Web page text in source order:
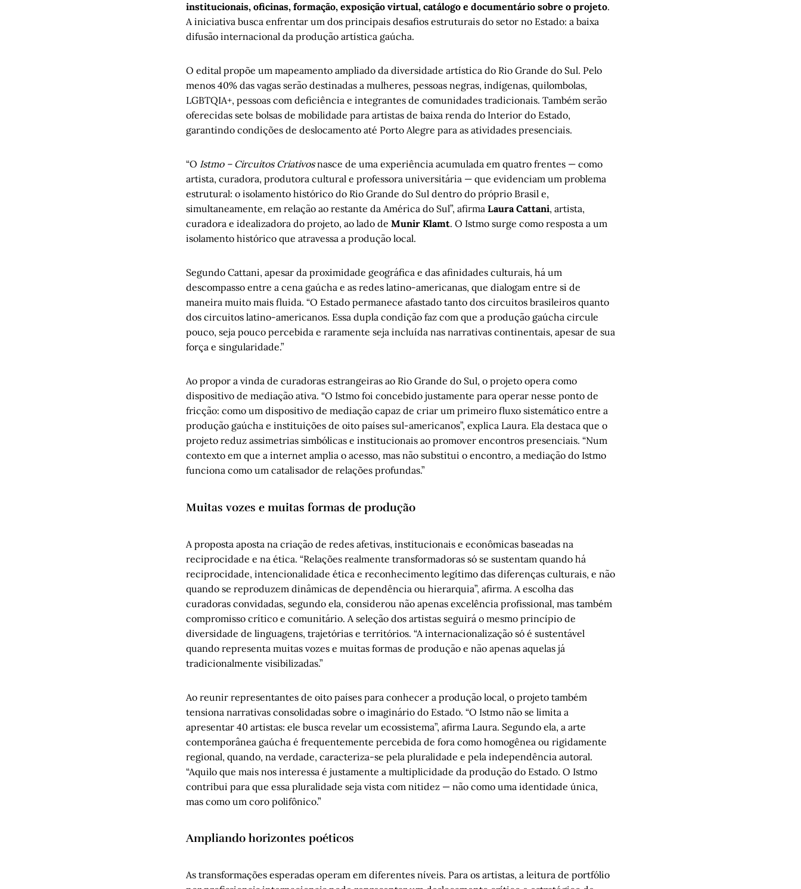
institucionais, oficinas, formação, exposição virtual, catálogo e documentário sobre o projeto.
A iniciativa busca enfrentar um dos principais desafios estruturais do setor no Estado: a baixa
difusão internacional da produção artística gaúcha.
O edital propõe um mapeamento ampliado da diversidade artística do Rio Grande do Sul. Pelo
menos 40% das vagas serão destinadas a mulheres, pessoas negras, indígenas, quilombolas,
LGBTQIA+, pessoas com deficiência e integrantes de comunidades tradicionais. Também serão
oferecidas sete bolsas de mobilidade para artistas de baixa renda do Interior do Estado,
garantindo condições de deslocamento até Porto Alegre para as atividades presenciais.
“O Istmo – Circuitos Criativosnasce de uma experiência acumulada em quatro frentes — como
artista, curadora, produtora cultural e professora universitária — que evidenciam um problema
estrutural: o isolamento histórico do Rio Grande do Sul dentro do próprio Brasil e,
simultaneamente, em relação ao restante da América do Sul”, afirma Laura Cattani, artista,
curadora e idealizadora do projeto, ao lado de Munir Klamt. O Istmo surge como resposta a um
isolamento histórico que atravessa a produção local.
Segundo Cattani, apesar da proximidade geográfica e das afinidades culturais, há um
descompasso entre a cena gaúcha e as redes latino-americanas, que dialogam entre si de
maneira muito mais fluida. “O Estado permanece afastado tanto dos circuitos brasileiros quanto
dos circuitos latino-americanos. Essa dupla condição faz com que a produção gaúcha circule
pouco, seja pouco percebida e raramente seja incluída nas narrativas continentais, apesar de sua
força e singularidade.”
Ao propor a vinda de curadoras estrangeiras ao Rio Grande do Sul, o projeto opera como
dispositivo de mediação ativa. “O Istmo foi concebido justamente para operar nesse ponto de
fricção: como um dispositivo de mediação capaz de criar um primeiro fluxo sistemático entre a
produção gaúcha e instituições de oito países sul-americanos”, explica Laura. Ela destaca que o
projeto reduz assimetrias simbólicas e institucionais ao promover encontros presenciais. “Num
contexto em que a internet amplia o acesso, mas não substitui o encontro, a mediação do Istmo
funciona como um catalisador de relações profundas.”
Muitas vozes e muitas formas de produção
A proposta aposta na criação de redes afetivas, institucionais e econômicas baseadas na
reciprocidade e na ética. “Relações realmente transformadoras só se sustentam quando há
reciprocidade, intencionalidade ética e reconhecimento legítimo das diferenças culturais, e não
quando se reproduzem dinâmicas de dependência ou hierarquia”, afirma. A escolha das
curadoras convidadas, segundo ela, considerou não apenas excelência profissional, mas também
compromisso crítico e comunitário. A seleção dos artistas seguirá o mesmo princípio de
diversidade de linguagens, trajetórias e territórios. “A internacionalização só é sustentável
quando representa muitas vozes e muitas formas de produção e não apenas aquelas já
tradicionalmente visibilizadas.”
Ao reunir representantes de oito países para conhecer a produção local, o projeto também
tensiona narrativas consolidadas sobre o imaginário do Estado. “O Istmo não se limita a
apresentar 40 artistas: ele busca revelar um ecossistema”, afirma Laura. Segundo ela, a arte
contemporânea gaúcha é frequentemente percebida de fora como homogênea ou rigidamente
regional, quando, na verdade, caracteriza-se pela pluralidade e pela independência autoral.
“Aquilo que mais nos interessa é justamente a multiplicidade da produção do Estado. O Istmo
contribui para que essa pluralidade seja vista com nitidez — não como uma identidade única,
mas como um coro polifônico.”
Ampliando horizontes poéticos
As transformações esperadas operam em diferentes níveis. Para os artistas, a leitura de portfólio